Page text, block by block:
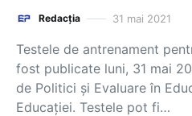
Redacția 31 mai 2021
Testele de antrenament
fost publicate luni, 31 mai
de Politici și Evaluare în
Educației. Testele pot fi…